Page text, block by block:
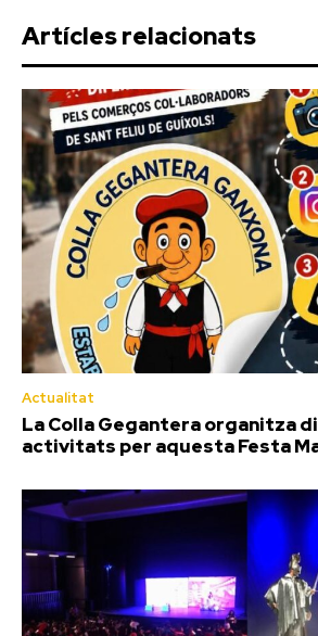
Artícles relacionats
Actualitat
La Colla Gegantera organitza
activitats per aquesta Festa